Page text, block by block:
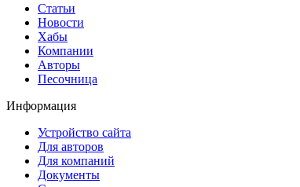
Статьи
Новости
Хабы
Компании
Авторы
Песочница
Информация
Устройство сайта
Для авторов
Для компаний
Документы